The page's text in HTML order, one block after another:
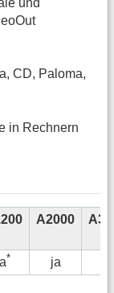
und
CD, Paloma,
in Rechnern
A2000
* ja